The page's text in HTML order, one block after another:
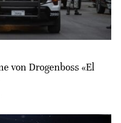
von Drogenboss «El